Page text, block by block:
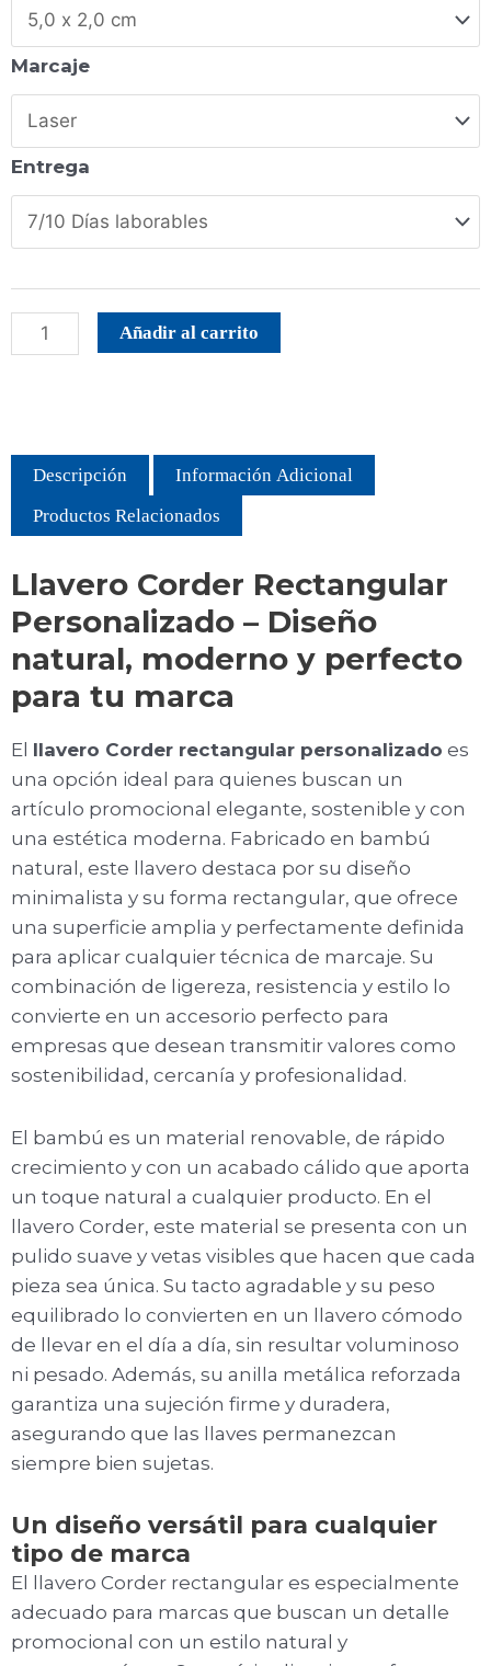
Marcaje
Entrega
Añadir al carrito
Descripción
Información Adicional
Productos Relacionados
Llavero Corder Rectangular
Personalizado – Diseño
natural, moderno y perfecto
para tu marca
El llavero Corder rectangular personalizado es
una opción ideal para quienes buscan un
artículo promocional elegante, sostenible y con
una estética moderna. Fabricado en bambú
natural, este llavero destaca por su diseño
minimalista y su forma rectangular, que ofrece
una superficie amplia y perfectamente definida
para aplicar cualquier técnica de marcaje. Su
combinación de ligereza, resistencia y estilo lo
convierte en un accesorio perfecto para
empresas que desean transmitir valores como
sostenibilidad, cercanía y profesionalidad.
El bambú es un material renovable, de rápido
crecimiento y con un acabado cálido que aporta
un toque natural a cualquier producto. En el
llavero Corder, este material se presenta con un
pulido suave y vetas visibles que hacen que cada
pieza sea única. Su tacto agradable y su peso
equilibrado lo convierten en un llavero cómodo
de llevar en el día a día, sin resultar voluminoso
ni pesado. Además, su anilla metálica reforzada
garantiza una sujeción firme y duradera,
asegurando que las llaves permanezcan
siempre bien sujetas.
Un diseño versátil para cualquier
tipo de marca
El llavero Corder rectangular es especialmente
adecuado para marcas que buscan un detalle
promocional con un estilo natural y